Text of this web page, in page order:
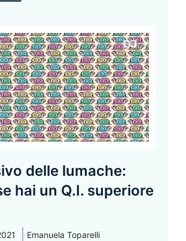
delle lumache:
hai un Q.I. superiore
Emanuela Toparelli